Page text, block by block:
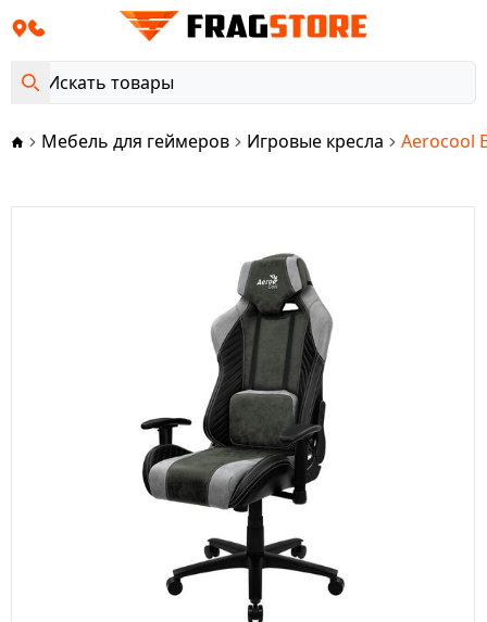
Мебель для геймеров Игровые кресла Aerocool